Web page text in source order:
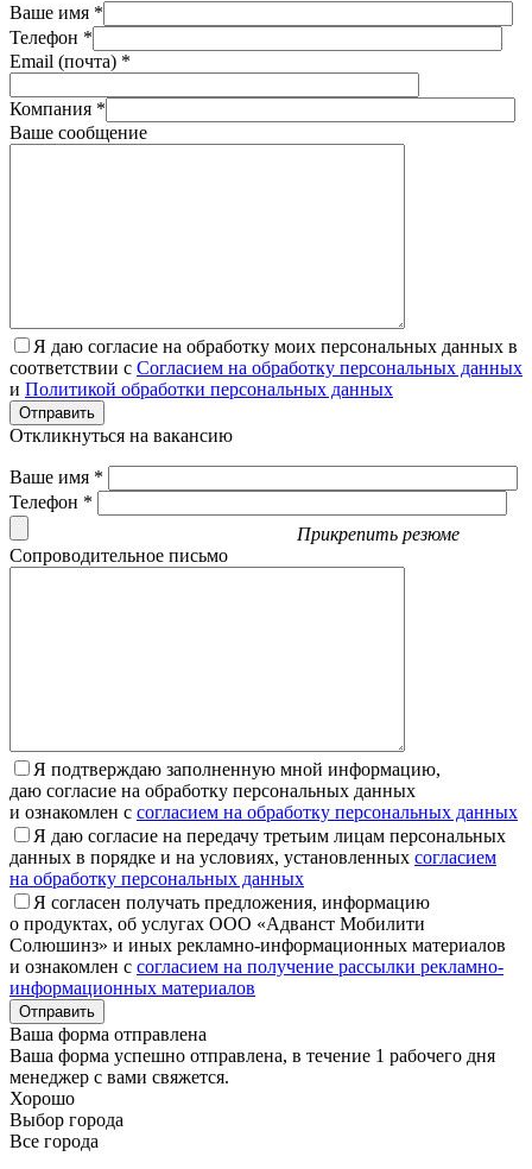
Ваше имя *
Телефон *
Email (почта) *
Компания *
Ваше сообщение
Я даю согласие на обработку моих персональных данных в
соответствии с Согласием на обработку персональных данных
и Политикой обработки персональных данных
Отправить
Откликнуться на вакансию
Ваше имя *
Телефон *
Прикрепить резюме
Сопроводительное письмо
Я подтверждаю заполненную мной информацию,
даю согласие на обработку персональных данных
и ознакомлен с согласием на обработку персональных данных
Я даю согласие на передачу третьим лицам персональных
данных в порядке и на условиях, установленных согласием
на обработку персональных данных
Я согласен получать предложения, информацию
о продуктах, об услугах ООО «Адванст Мобилити
Солюшинз» и иных рекламно-информационных материалов
и ознакомлен с согласием на получение рассылки рекламно-
информационных материалов
Отправить
Ваша форма отправлена
Ваша форма успешно отправлена, в течение 1 рабочего дня
менеджер с вами свяжется.
Хорошо
Выбор города
Все города